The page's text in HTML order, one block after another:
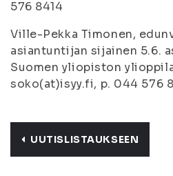
576 8414
Ville-Pekka Timonen,
asiantuntijan sijainen 5.6.
Suomen yliopiston
soko(at)isyy.fi, p. 044 576
UUTISLISTAUKSEEN